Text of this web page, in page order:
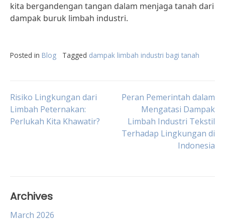
kita bergandengan tangan dalam menjaga tanah dari
dampak buruk limbah industri.
Posted in Blog Tagged dampak limbah industri bagi tanah
Post
navigation
Risiko Lingkungan dari
Limbah Peternakan:
Perlukah Kita Khawatir?
Peran Pemerintah dalam
Mengatasi Dampak
Limbah Industri Tekstil
Terhadap Lingkungan di
Indonesia
Archives
March 2026